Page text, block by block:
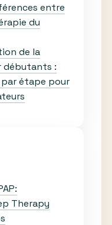
entre
du
de la
débutants :
étape pour
Therapy